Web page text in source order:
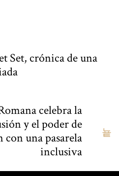
Set, crónica de una
celebra la
y el poder de
con una pasarela
inclusiva